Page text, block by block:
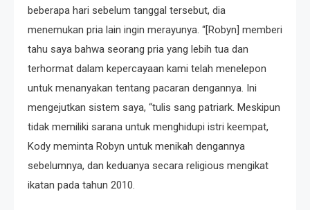
beberapa hari sebelum tanggal tersebut, dia
menemukan pria lain ingin merayunya. “[Robyn] memberi
tahu saya bahwa seorang pria yang lebih tua dan
terhormat dalam kepercayaan kami telah menelepon
untuk menanyakan tentang pacaran dengannya. Ini
mengejutkan sistem saya, “tulis sang patriark. Meskipun
tidak memiliki sarana untuk menghidupi istri keempat,
Kody meminta Robyn untuk menikah dengannya
sebelumnya, dan keduanya secara religious mengikat
ikatan pada tahun 2010.